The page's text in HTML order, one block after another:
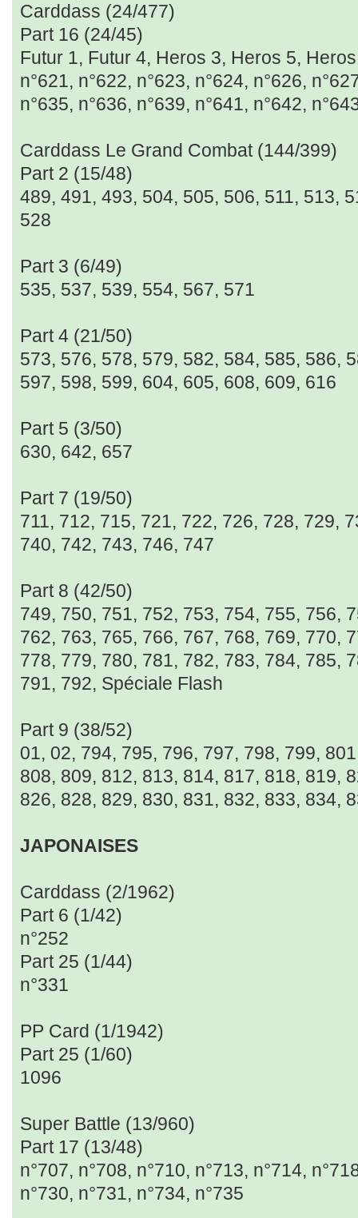
Carddass (24/477)
Part 16 (24/45)
Futur 1, Futur 4, Heros 3, Heros 5,
n°621, n°622, n°623, n°624, n°626,
n°635, n°636, n°639, n°641, n°642,
Carddass Le Grand Combat (144/399)
Part 2 (15/48)
489, 491, 493, 504, 505, 506, 511, 513,
528
Part 3 (6/49)
535, 537, 539, 554, 567, 571
Part 4 (21/50)
573, 576, 578, 579, 582, 584, 585, 586,
597, 598, 599, 604, 605, 608, 609, 616
Part 5 (3/50)
630, 642, 657
Part 7 (19/50)
711, 712, 715, 721, 722, 726, 728, 729,
740, 742, 743, 746, 747
Part 8 (42/50)
749, 750, 751, 752, 753, 754, 755, 756,
762, 763, 765, 766, 767, 768, 769, 770,
778, 779, 780, 781, 782, 783, 784, 785,
791, 792, Spéciale Flash
Part 9 (38/52)
01, 02, 794, 795, 796, 797, 798, 799,
808, 809, 812, 813, 814, 817, 818, 819,
826, 828, 829, 830, 831, 832, 833, 834,
JAPONAISES
Carddass (2/1962)
Part 6 (1/42)
n°252
Part 25 (1/44)
n°331
PP Card (1/1942)
Part 25 (1/60)
1096
Super Battle (13/960)
Part 17 (13/48)
n°707, n°708, n°710, n°713, n°714,
n°730, n°731, n°734, n°735